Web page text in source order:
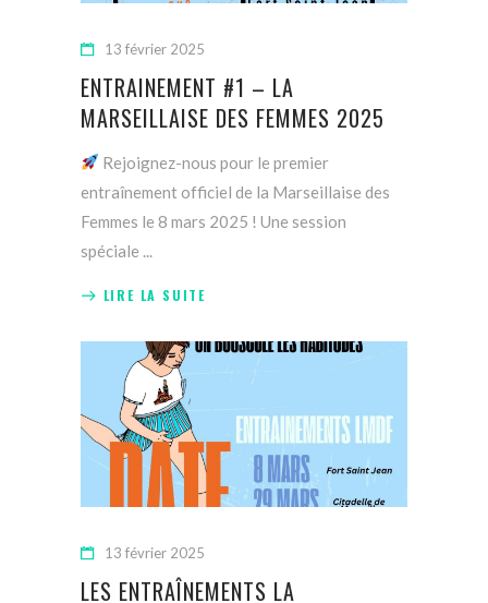
13 février 2025
ENTRAINEMENT #1 – LA
MARSEILLAISE DES FEMMES 2025
Rejoignez-nous pour le premier
entraînement officiel de la Marseillaise des
Femmes le 8 mars 2025 ! Une session
spéciale
LIRE LA SUITE
13 février 2025
LES ENTRAÎNEMENTS LA